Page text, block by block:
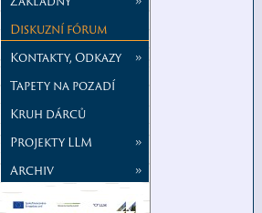
Diskuzní fórum
Kontakty, Odkazy
»
Tapety na pozadí
Kruh dárců
Projekty LLM
»
Archiv
»